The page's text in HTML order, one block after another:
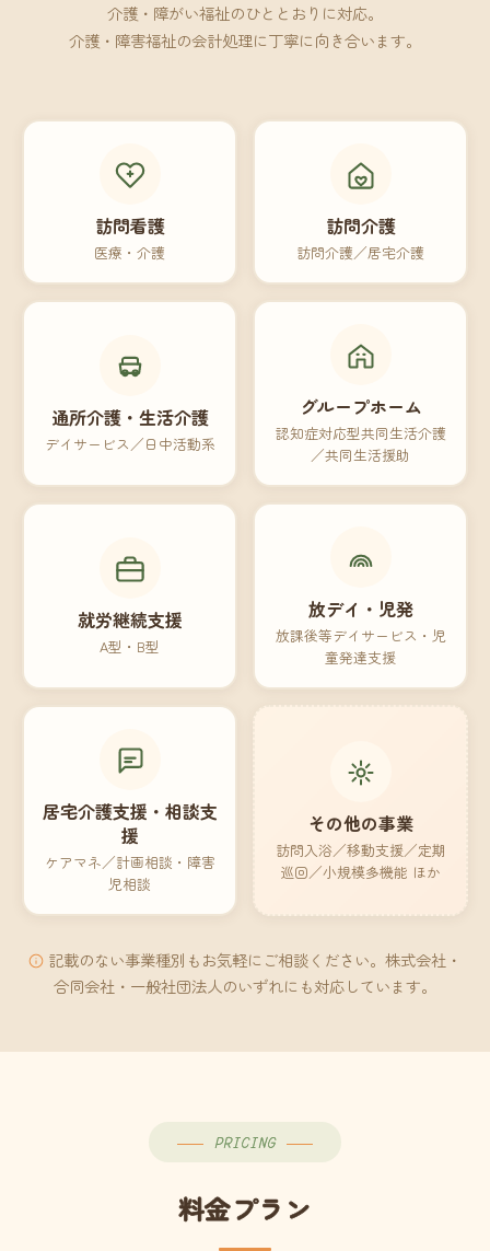
介護・障がい福祉のひととおりに対応。
介護・障害福祉の会計処理に丁寧に向き合います。
訪問看護
医療・介護
訪問介護
訪問介護／居宅介護
通所介護・生活介護
デイサービス／日中活動系
グループホーム
認知症対応型共同生活介護
／共同生活援助
就労継続支援
A型・B型
放デイ・児発
放課後等デイサービス・児
童発達支援
居宅介護支援・相談支
援
ケアマネ／計画相談・障害
児相談
その他の事業
訪問入浴／移動支援／定期
巡回／小規模多機能 ほか
記載のない事業種別もお気軽にご相談ください。株式会社・
合同会社・一般社団法人のいずれにも対応しています。
PRICING
料金プラン